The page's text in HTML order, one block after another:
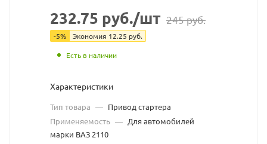
https://
по
ссылке
https://
без
разрешения
владельца
сайта
232.75 руб./шт 245руб.
-5% Экономия 12.25 руб.
Есть в наличии
Характеристики
Тип товара — Привод стартера
Применяемость — Для автомобилей
марки ВАЗ 2110